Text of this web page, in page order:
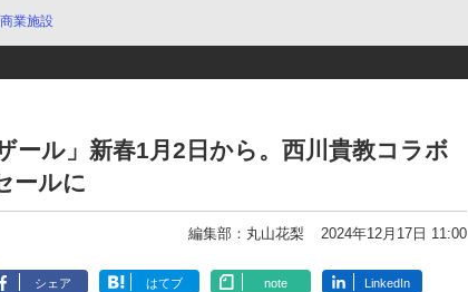
商業施設
ール」新春1月2日から。西川貴教コラボ
ールに
編集部：丸山花梨 2024年12月17日 11:00
シェア はてブ note LinkedIn